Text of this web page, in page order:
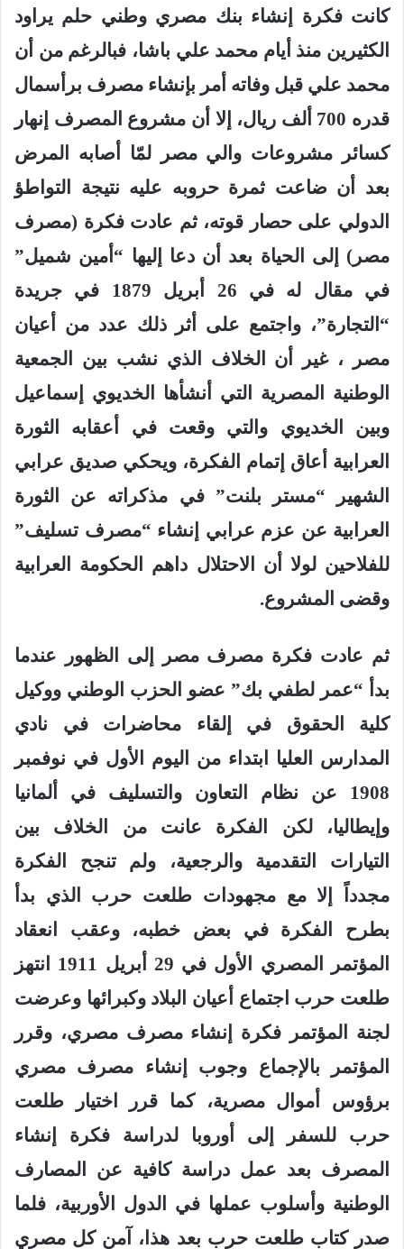
كانت فكرة إنشاء بنك مصري وطني حلم يراود
الكثيرين منذ أيام محمد علي باشا، فبالرغم من أن
محمد علي قبل وفاته أمر بإنشاء مصرف برأسمال
قدره 700 ألف ريال، إلا أن مشروع المصرف إنهار
كسائر مشروعات والي مصر لمّا أصابه المرض
بعد أن ضاعت ثمرة حروبه عليه نتيجة التواطؤ
الدولي على حصار قوته، ثم عادت فكرة (مصرف
مصر) إلى الحياة بعد أن دعا إليها “أمين شميل”
في مقال له في 26 أبريل 1879 في جريدة
“التجارة”، واجتمع على أثر ذلك عدد من أعيان
مصر ، غير أن الخلاف الذي نشب بين الجمعية
الوطنية المصرية التي أنشأها الخديوي إسماعيل
وبين الخديوي والتي وقعت في أعقابه الثورة
العرابية أعاق إتمام الفكرة، ويحكي صديق عرابي
الشهير “مستر بلنت” في مذكراته عن الثورة
العرابية عن عزم عرابي إنشاء “مصرف تسليف”
للفلاحين لولا أن الاحتلال داهم الحكومة العرابية
وقضى المشروع.
ثم عادت فكرة مصرف مصر إلى الظهور عندما
بدأ “عمر لطفي بك” عضو الحزب الوطني ووكيل
كلية الحقوق في إلقاء محاضرات في نادي
المدارس العليا ابتداء من اليوم الأول في نوفمبر
1908 عن نظام التعاون والتسليف في ألمانيا
وإيطاليا، لكن الفكرة عانت من الخلاف بين
التيارات التقدمية والرجعية، ولم تنجح الفكرة
مجدداً إلا مع مجهودات طلعت حرب الذي بدأ
بطرح الفكرة في بعض خطبه، وعقب انعقاد
المؤتمر المصري الأول في 29 أبريل 1911 انتهز
طلعت حرب اجتماع أعيان البلاد وكبرائها وعرضت
لجنة المؤتمر فكرة إنشاء مصرف مصري، وقرر
المؤتمر بالإجماع وجوب إنشاء مصرف مصري
برؤوس أموال مصرية، كما قرر اختيار طلعت
حرب للسفر إلى أوروبا لدراسة فكرة إنشاء
المصرف بعد عمل دراسة كافية عن المصارف
الوطنية وأسلوب عملها في الدول الأوربية، فلما
صدر كتاب طلعت حرب بعد هذا، آمن كل مصري